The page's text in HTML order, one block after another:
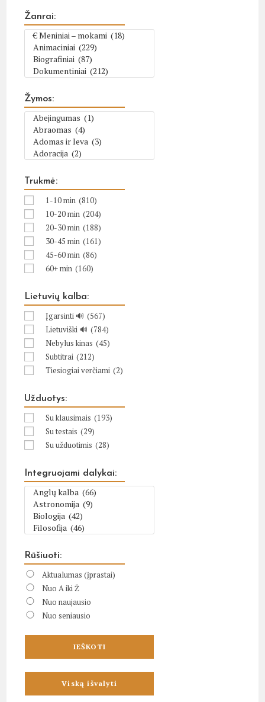
Žanrai:
Žymos:
Trukmė:
1-10 min (810)
10-20 min (204)
20-30 min (188)
30-45 min (161)
45-60 min (86)
60+ min (160)
Lietuvių kalba:
Įgarsinti 🔊 (567)
Lietuviški 🔊 (784)
Nebylus kinas (45)
Subtitrai (212)
Tiesiogiai verčiami (2)
Užduotys:
Su klausimais (193)
Su testais (29)
Su užduotimis (28)
Integruojami dalykai:
Rūšiuoti:
Aktualumas (įprastai)
Nuo A iki Ž
Nuo naujausio
Nuo seniausio